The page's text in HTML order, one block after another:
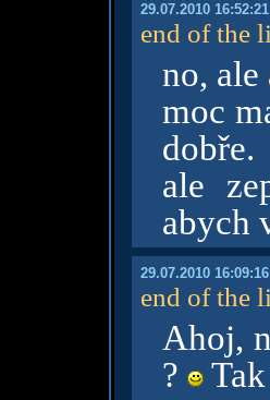
29.07.2010 16:52:21
end of the
no,
moc
dobře.
ale
abych
29.07.2010 16:09:16
end of the
Ahoj,
?
Tak